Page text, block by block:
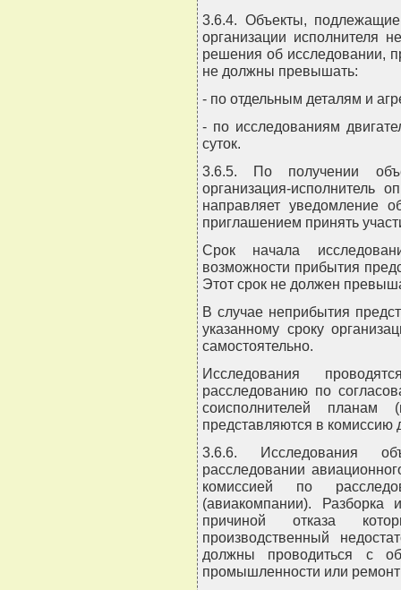
3.6.4. Объекты,
организации исполнителя
решения об исследовании,
не должны превышать:
- по отдельным деталям и
- по исследованиям
суток.
3.6.5. По получении
организация-исполнитель
направляет уведомление
приглашением принять
Срок начала
возможности прибытия
Этот срок не должен
В случае неприбытия
указанному сроку
самостоятельно.
Исследования
расследованию по
соисполнителей планам
представляются в комиссию
3.6.6. Исследования
расследовании
комиссией по
(авиакомпании). Разборка
причиной отказа
производственный
должны проводиться с
промышленности или